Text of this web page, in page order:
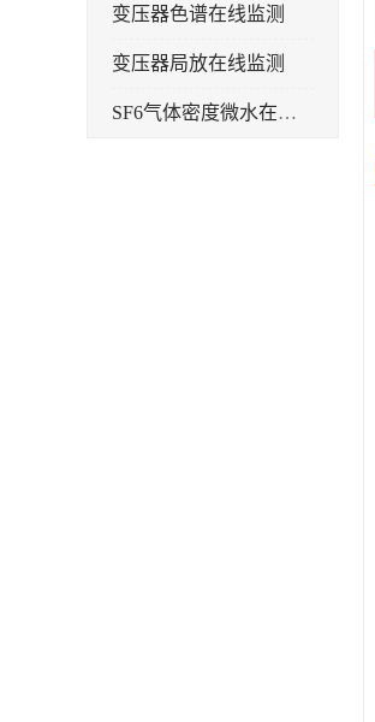
变压器色谱在线监测
变压器局放在线监测
SF6气体密度微水在线监测系统